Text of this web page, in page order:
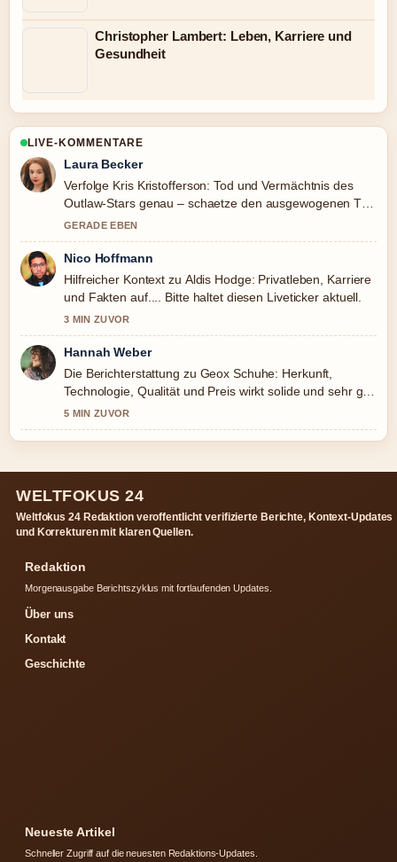
Christopher Lambert: Leben, Karriere und
Gesundheit
LIVE-KOMMENTARE
Laura Becker
Verfolge Kris Kristofferson: Tod und Vermächtnis des
Outlaw-Stars genau – schaetze den ausgewogenen Ton
hier.
GERADE EBEN
Nico Hoffmann
Hilfreicher Kontext zu Aldis Hodge: Privatleben, Karriere
und Fakten auf.... Bitte haltet diesen Liveticker aktuell.
3 MIN ZUVOR
Hannah Weber
Die Berichterstattung zu Geox Schuhe: Herkunft,
Technologie, Qualität und Preis wirkt solide und sehr gut
nachvollziehbar.
5 MIN ZUVOR
WELTFOKUS 24
Weltfokus 24 Redaktion veroffentlicht verifizierte Berichte, Kontext-Updates
und Korrekturen mit klaren Quellen.
Redaktion
Morgenausgabe Berichtszyklus mit fortlaufenden Updates.
Über uns
Kontakt
Geschichte
Neueste Artikel
Schneller Zugriff auf die neuesten Redaktions-Updates.